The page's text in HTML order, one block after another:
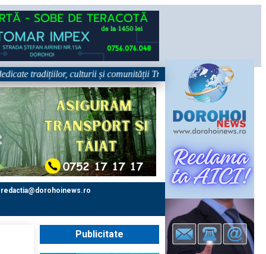
tradițiilor, culturii și comunității Trei tradiții. Un singur eveniment.
redactia@dorohoinews.ro
Publicitate